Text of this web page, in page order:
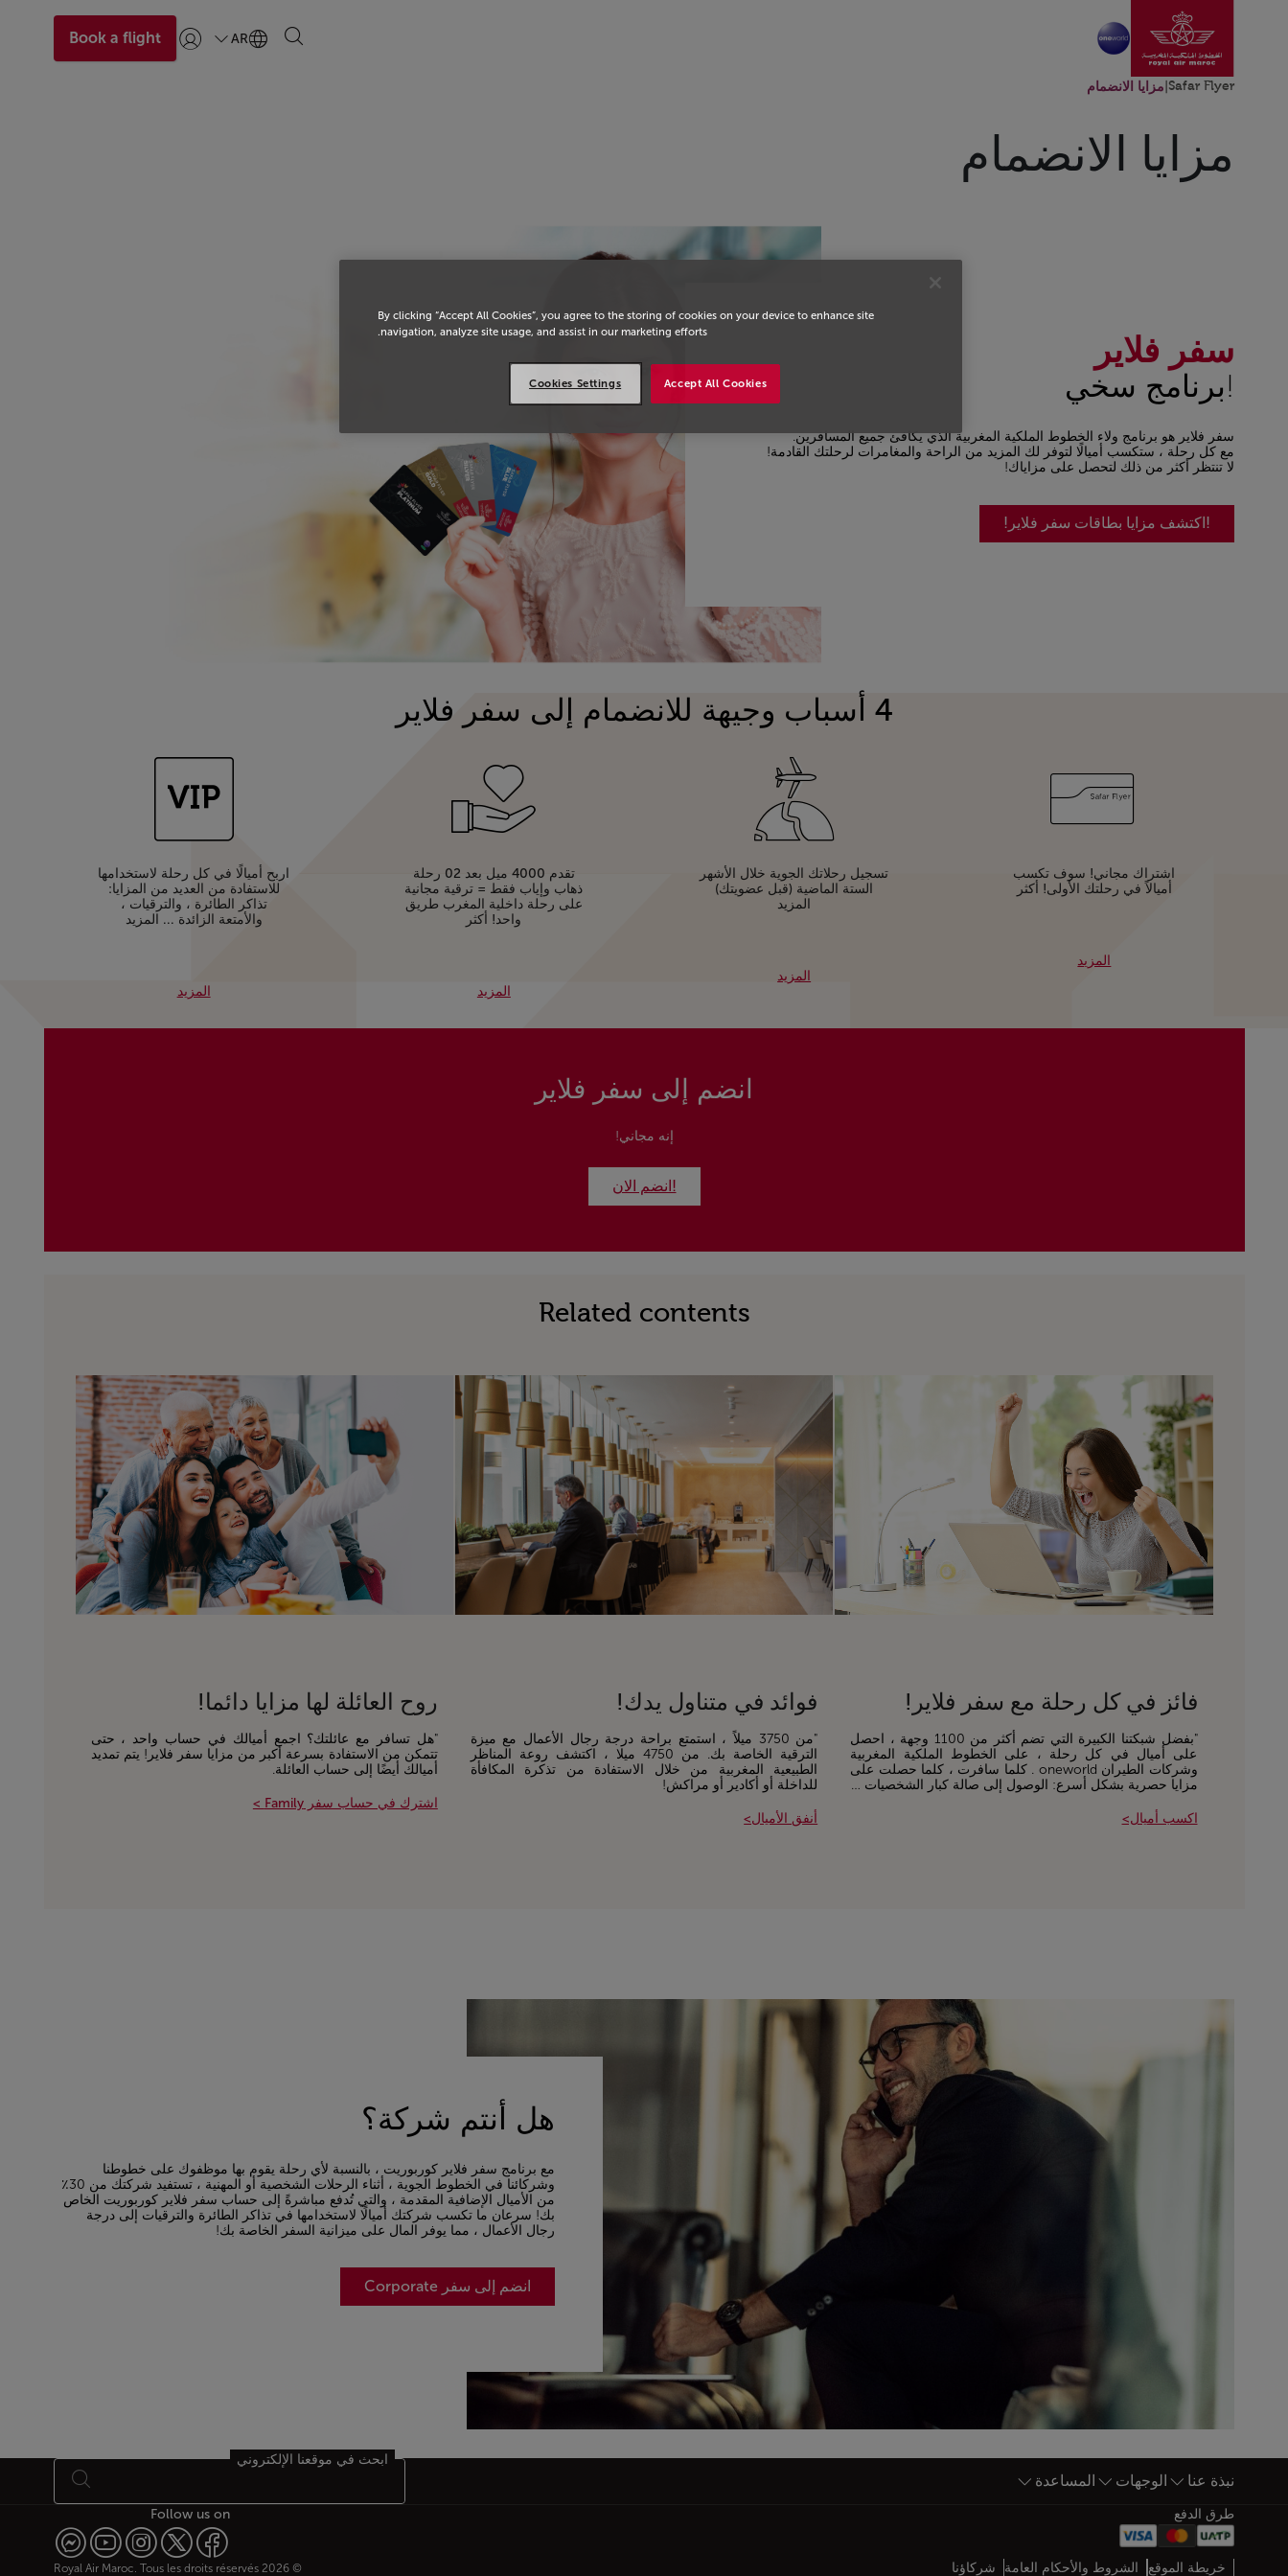
تخطي إلى المحتوى الرئيسي
انتقل إلى الصفحة الرئيسية AR تسجيل الدخول | انضم)
Book a flight
Safar Flyer مزايا الانضمام
مزايا الانضمام
سفر فلاير
!برنامج سخي
سفر فلاير هو برنامج ولاء الخطوط الملكية المغربية الذي يكافئ جميع المسافرين.
مع كل رحلة ، ستكسب أميالًا لتوفر لك المزيد من الراحة والمغامرات لرحلتك القادمة!
لا تنتظر أكثر من ذلك لتحصل على مزاياك!
!اكتشف مزايا بطاقات سفر فلاير!
4 أسباب وجيهة للانضمام إلى سفر فلاير
اشتراك مجاني! سوف تكسب
أميالاً في رحلتك الأولى! أكثر
المزيد
تسجيل رحلاتك الجوية خلال الأشهر
الستة الماضية (قبل عضويتك)
المزيد
المزيد
تقدم 4000 ميل بعد 02 رحلة
ذهاب وإياب فقط = ترقية مجانية
على رحلة داخلية المغرب طريق
واحد! أكثر
المزيد
اربح أميالًا في كل رحلة لاستخدامها
للاستفادة من العديد من المزايا:
تذاكر الطائرة ، والترقيات ،
والأمتعة الزائدة ... المزيد
المزيد
انضم إلى سفر فلاير
إنه مجاني!
!انضم الان
Related contents
فائز في كل رحلة مع سفر فلاير!
"بفضل شبكتنا الكبيرة التي تضم أكثر من 1100 وجهة ، احصل
على أميال في كل رحلة ، على الخطوط الملكية المغربية
وشركات الطيران oneworld . كلما سافرت ، كلما حصلت على
مزايا حصرية بشكل أسرع: الوصول إلى صالة كبار الشخصيات …
اكسب أميال>
فوائد في متناول يدك!
"من 3750 ميلاً ، استمتع براحة درجة رجال الأعمال مع ميزة
الترقية الخاصة بك. من 4750 ميلا ، اكتشف روعة المناظر
الطبيعية المغربية من خلال الاستفادة من تذكرة المكافأة
للداخلة أو أكادير أو مراكش!
أنفق الأميال>
روح العائلة لها مزايا دائما!
"هل تسافر مع عائلتك؟ اجمع أميالك في حساب واحد ، حتى
تتمكن من الاستفادة بسرعة أكبر من مزايا سفر فلاير! يتم تمديد
أميالك أيضًا إلى حساب العائلة.
اشترك في حساب سفر Family >
هل أنتم شركة؟
مع برنامج سفر فلاير كوربوريت ، بالنسبة لأي رحلة يقوم بها موظفوك على خطوطنا
وشركائنا في الخطوط الجوية ، أثناء الرحلات الشخصية أو المهنية ، تستفيد شركتك من 30٪
من الأميال الإضافية المقدمة ، والتي تُدفع مباشرةً إلى حساب سفر فلاير كوربوريت الخاص
بك! سرعان ما تكسب شركتك أميالًا لاستخدامها في تذاكر الطائرة والترقيات إلى درجة
رجال الأعمال ، مما يوفر المال على ميزانية السفر الخاصة بك!
انضم إلى سفر Corporate
أسفل الصفحة خريطة الموقع
نبذة عنا الوجهات المساعدة
ابحث في موقعنا الإلكتروني
طرق الدفع Follow us on
خريطة الموقع الشروط والأحكام العامة شركاؤنا © 2026 Royal Air Maroc. Tous les droits réservés
By clicking “Accept All Cookies”, you agree to the storing of cookies on your device to enhance site
navigation, analyze site usage, and assist in our marketing efforts.
Accept All Cookies
Cookies Settings